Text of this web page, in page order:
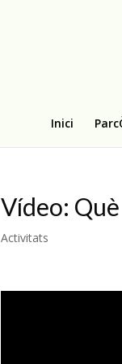
Inici
Vídeo:
Activitats